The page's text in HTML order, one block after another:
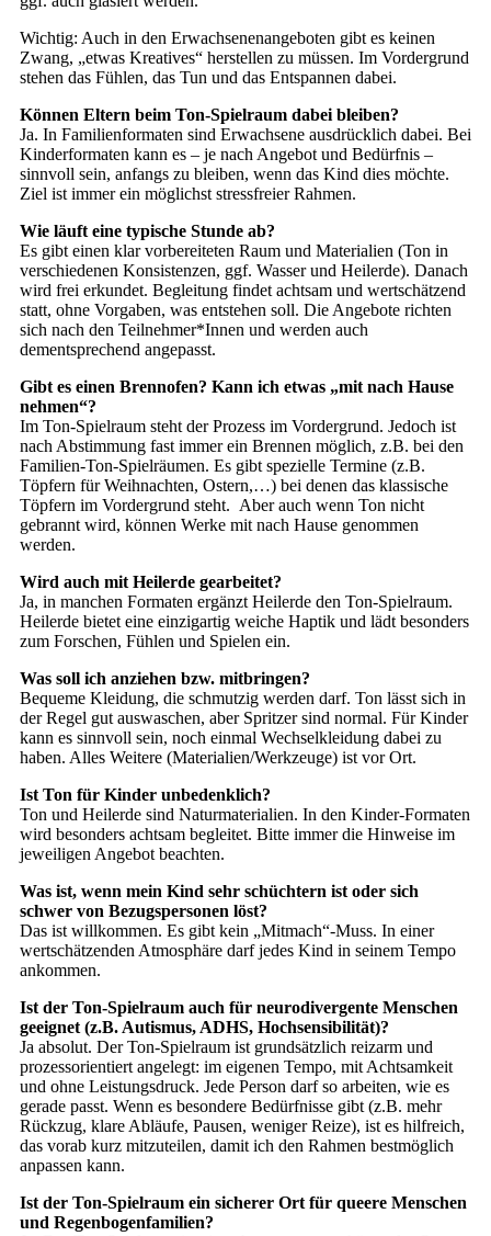
Wichtig: Auch in den Erwachsenenangeboten gibt es keinen
Zwang, „etwas Kreatives“ herstellen zu müssen. Im Vordergrund
stehen das Fühlen, das Tun und das Entspannen dabei.
Können Eltern beim Ton-Spielraum dabei bleiben?
Ja. In Familienformaten sind Erwachsene ausdrücklich dabei. Bei
Kinderformaten kann es – je nach Angebot und Bedürfnis –
sinnvoll sein, anfangs zu bleiben, wenn das Kind dies möchte.
Ziel ist immer ein möglichst stressfreier Rahmen.
Wie läuft eine typische Stunde ab?
Es gibt einen klar vorbereiteten Raum und Materialien (Ton in
verschiedenen Konsistenzen, ggf. Wasser und Heilerde). Danach
wird frei erkundet. Begleitung findet achtsam und wertschätzend
statt, ohne Vorgaben, was entstehen soll. Die Angebote richten
sich nach den Teilnehmer*Innen und werden auch
dementsprechend angepasst.
Gibt es einen Brennofen? Kann ich etwas „mit nach Hause
nehmen“?
Im Ton-Spielraum steht der Prozess im Vordergrund. Jedoch ist
nach Abstimmung fast immer ein Brennen möglich, z.B. bei den
Familien-Ton-Spielräumen. Es gibt spezielle Termine (z.B.
Töpfern für Weihnachten, Ostern,…) bei denen das klassische
Töpfern im Vordergrund steht. Aber auch wenn Ton nicht
gebrannt wird, können Werke mit nach Hause genommen
werden.
Wird auch mit Heilerde gearbeitet?
Ja, in manchen Formaten ergänzt Heilerde den Ton-Spielraum.
Heilerde bietet eine einzigartig weiche Haptik und lädt besonders
zum Forschen, Fühlen und Spielen ein.
Was soll ich anziehen bzw. mitbringen?
Bequeme Kleidung, die schmutzig werden darf. Ton lässt sich in
der Regel gut auswaschen, aber Spritzer sind normal. Für Kinder
kann es sinnvoll sein, noch einmal Wechselkleidung dabei zu
haben. Alles Weitere (Materialien/Werkzeuge) ist vor Ort.
Ist Ton für Kinder unbedenklich?
Ton und Heilerde sind Naturmaterialien. In den Kinder-Formaten
wird besonders achtsam begleitet. Bitte immer die Hinweise im
jeweiligen Angebot beachten.
Was ist, wenn mein Kind sehr schüchtern ist oder sich
schwer von Bezugspersonen löst?
Das ist willkommen. Es gibt kein „Mitmach“-Muss. In einer
wertschätzenden Atmosphäre darf jedes Kind in seinem Tempo
ankommen.
Ist der Ton-Spielraum auch für neurodivergente Menschen
geeignet (z.B. Autismus, ADHS, Hochsensibilität)?
Ja absolut. Der Ton-Spielraum ist grundsätzlich reizarm und
prozessorientiert angelegt: im eigenen Tempo, mit Achtsamkeit
und ohne Leistungsdruck. Jede Person darf so arbeiten, wie es
gerade passt. Wenn es besondere Bedürfnisse gibt (z.B. mehr
Rückzug, klare Abläufe, Pausen, weniger Reize), ist es hilfreich,
das vorab kurz mitzuteilen, damit ich den Rahmen bestmöglich
anpassen kann.
Ist der Ton-Spielraum ein sicherer Ort für queere Menschen
und Regenbogenfamilien?